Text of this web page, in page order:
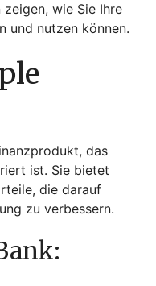
wie Sie Ihre
und nutzen können.
das
ist. Sie bietet
die darauf
zu verbessern.